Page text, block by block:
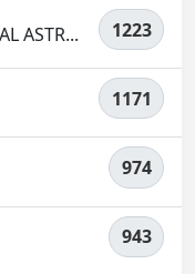
ASTR... 1223
1171
974
943